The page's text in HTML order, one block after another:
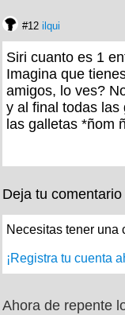
#12 ilqui
Siri cuanto es 1
Imagina que
amigos, lo ves?
y al final todas las
las galletas *ñom
Deja tu comentario
Necesitas tener una
¡Registra tu cuenta
Ahora de repente